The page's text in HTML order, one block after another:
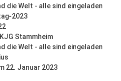
die Welt - alle sind eingeladen
2023
Stammheim
die Welt - alle sind eingeladen
22. Januar 2023